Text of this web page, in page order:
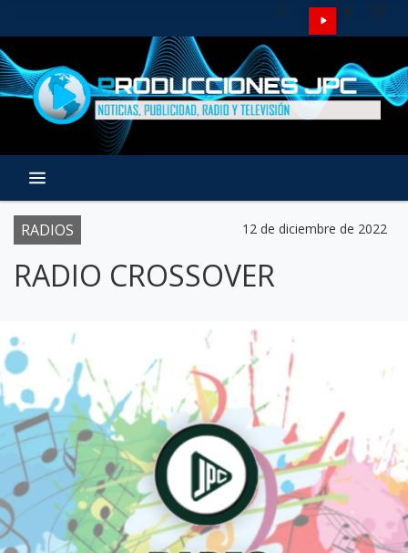
RADIOS 12 de diciembre de 2022
RADIO CROSSOVER